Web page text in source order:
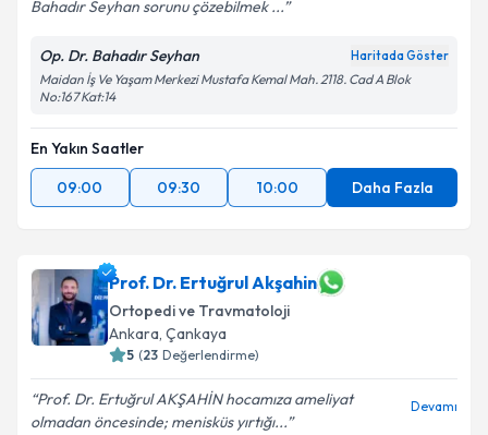
Bahadır Seyhan sorunu çözebilmek ...
Op. Dr. Bahadır Seyhan Haritada Göster
Maidan İş Ve Yaşam Merkezi Mustafa Kemal Mah. 2118. Cad A Blok
No:167 Kat:14
En Yakın Saatler
09:00
09:30 10:00 Daha Fazla
Prof. Dr. Ertuğrul Akşahin
Ortopedi ve Travmatoloji
Ankara, Çankaya
5 (23 Değerlendirme)
Prof. Dr. Ertuğrul AKŞAHİN hocamıza ameliyat
olmadan öncesinde; menisküs yırtığı...
Devamı